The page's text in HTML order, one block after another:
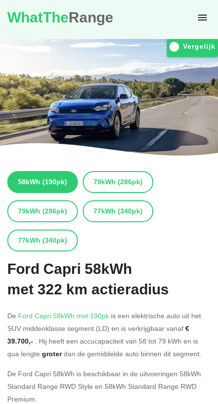
WhatTheRange
Vergelijk
58kWh (190pk) 79kWh (286pk)
79kWh (286pk) 77kWh (340pk)
77kWh (340pk)
Ford Capri 58kWh
met 322 km actieradius
De Ford Capri 58kWh met 190pk is een elektrische auto uit het
SUV middenklasse segment (LD) en is verkrijgbaar vanaf €
39.700,- . Hij heeft een accucapaciteit van 58 tot 79 kWh en is
qua lengte groterdan de gemiddelde auto binnen dit segment.
De Ford Capri 58kWh is beschikbaar in de uitvoeringen 58kWh
Standard Range RWD Style en 58kWh Standard Range RWD
Premium.